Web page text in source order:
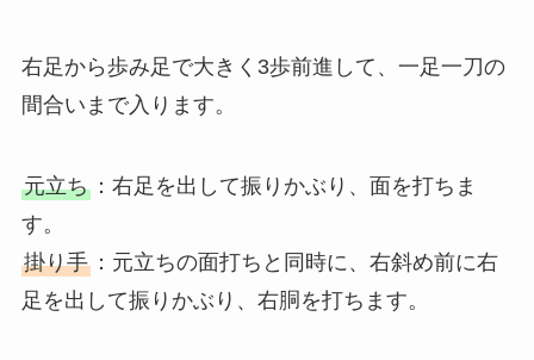
右足から歩み足で大きく3歩前進して、一足一刀の
間合いまで入ります。
元立ち：右足を出して振りかぶり、面を打ちま
す。
掛り手：元立ちの面打ちと同時に、右斜め前に右
足を出して振りかぶり、右胴を打ちます。